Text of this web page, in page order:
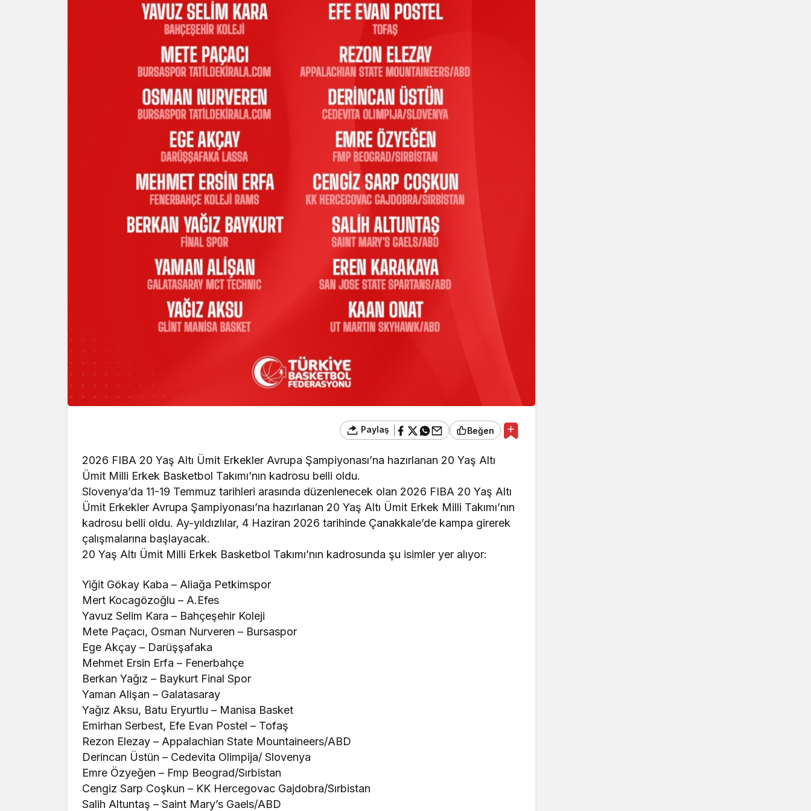
Paylaş Beğen
2026 FIBA 20 Yaş Altı Ümit Erkekler Avrupa Şampiyonası’na hazırlanan 20 Yaş Altı
Ümit Milli Erkek Basketbol Takımı’nın kadrosu belli oldu.
Slovenya’da 11-19 Temmuz tarihleri arasında düzenlenecek olan 2026 FIBA 20 Yaş Altı
Ümit Erkekler Avrupa Şampiyonası’na hazırlanan 20 Yaş Altı Ümit Erkek Milli Takımı’nın
kadrosu belli oldu. Ay-yıldızlılar, 4 Haziran 2026 tarihinde Çanakkale’de kampa girerek
çalışmalarına başlayacak.
20 Yaş Altı Ümit Milli Erkek Basketbol Takımı’nın kadrosunda şu isimler yer alıyor:
Yiğit Gökay Kaba – Aliağa Petkimspor
Mert Kocagözoğlu – A.Efes
Yavuz Selim Kara – Bahçeşehir Koleji
Mete Paçacı, Osman Nurveren – Bursaspor
Ege Akçay – Darüşşafaka
Mehmet Ersin Erfa – Fenerbahçe
Berkan Yağız – Baykurt Final Spor
Yaman Alişan – Galatasaray
Yağız Aksu, Batu Eryurtlu – Manisa Basket
Emirhan Serbest, Efe Evan Postel – Tofaş
Rezon Elezay – Appalachian State Mountaineers/ABD
Derincan Üstün – Cedevita Olimpija/ Slovenya
Emre Özyeğen – Fmp Beograd/Sırbistan
Cengiz Sarp Coşkun – KK Hercegovac Gajdobra/Sırbistan
Salih Altuntaş – Saint Mary’s Gaels/ABD